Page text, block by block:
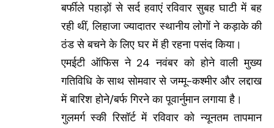
बर्फीले पहाड़ों से सर्द हवाएं रविवार सुबह घाटी में बह
रही थीं, लिहाजा ज्यादातर स्थानीय लोगों ने कड़ाके की
ठंड से बचने के लिए घर में ही रहना पसंद किया।
एमईटी ऑफिस ने 24 नवंबर को होने वाली मुख्य
गतिविधि के साथ सोमवार से जम्मू-कश्मीर और लद्दाख
में बारिश होने/बर्फ गिरने का पूवार्नुमान लगाया है।
गुलमर्ग स्की रिसॉर्ट में रविवार को न्यूनतम तापमान